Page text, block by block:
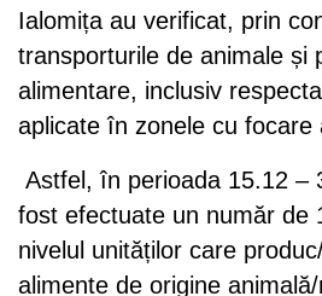
Ialomița au verificat, prin
transporturile de animale și
alimentare, inclusiv
aplicate în zonele cu focare
Astfel, în perioada 15.12 –
fost efectuate un număr de
nivelul unităților care
alimente de origine